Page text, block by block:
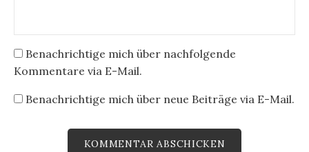
Benachrichtige mich über nachfolgende
Kommentare via E-Mail.
Benachrichtige mich über neue Beiträge via E-Mail.